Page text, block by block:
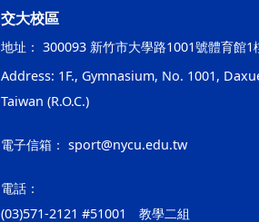
交大校區
地址： 300093 新竹市大學路1001號體育館1
Address: 1F., Gymnasium, No. 1001,
Taiwan (R.O.C.)
電子信箱： sport@nycu.edu.tw
電話：
(03)571-2121 #51001 教學二組